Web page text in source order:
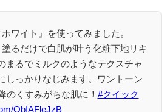
ホワイト』を使ってみました。
るだけで白肌が叶う化粧下地リキ
まるでミルクのようなテクスチャ
しっかりなじみます。ワントーン
のくすみがちな肌に！ #クイック
ObIAFleJzB